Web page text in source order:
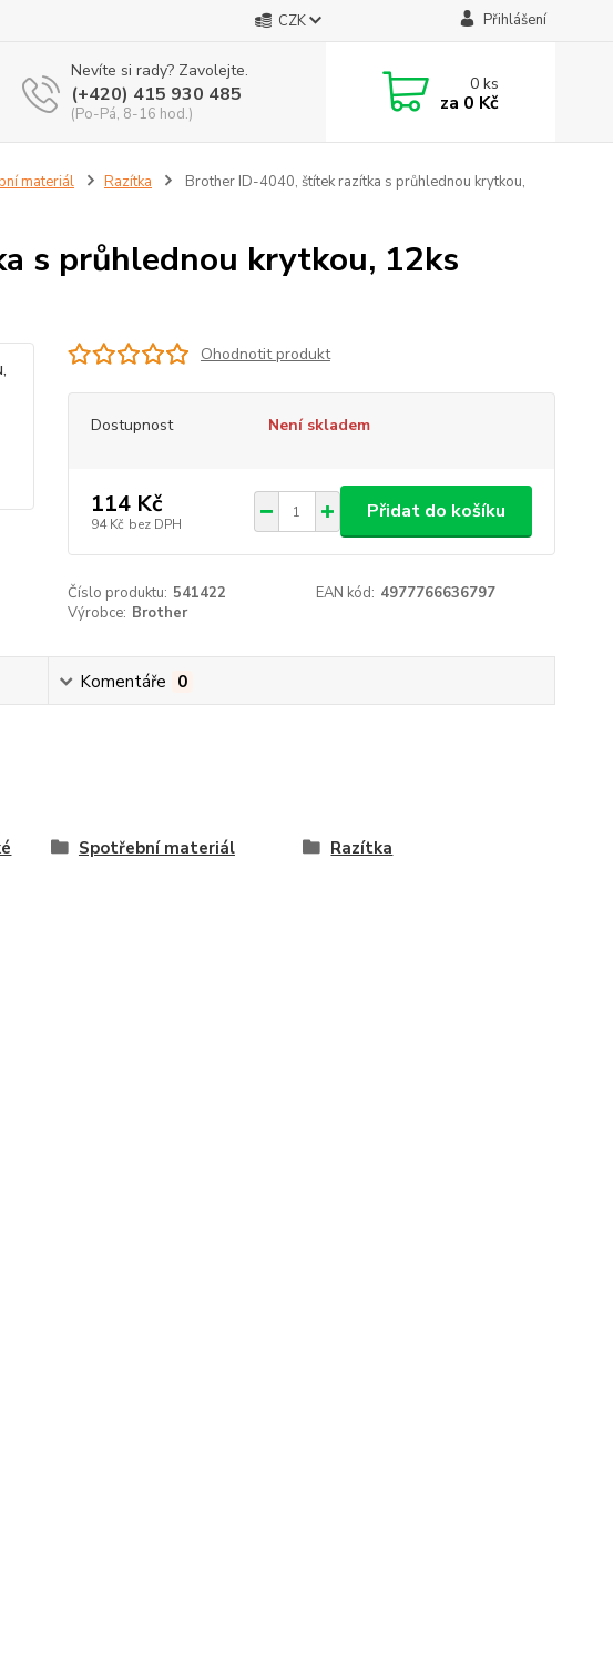
CZK Přihlášení
Nevíte si rady? Zavolejte.
(+420) 415 930 485
(Po-Pá, 8-16 hod.)
0ks
za 0 Kč
materiál Razítka
Brother ID-4040, štítek razítka s průhlednou krytkou,
s průhlednou krytkou, 12ks
Ohodnotit produkt
Dostupnost Není skladem
114 Kč
94 Kč bez DPH
Přidat do košíku
Číslo produktu: 541422 EAN kód: 4977766636797
Výrobce: Brother
Komentáře 0
Spotřební materiál Razítka